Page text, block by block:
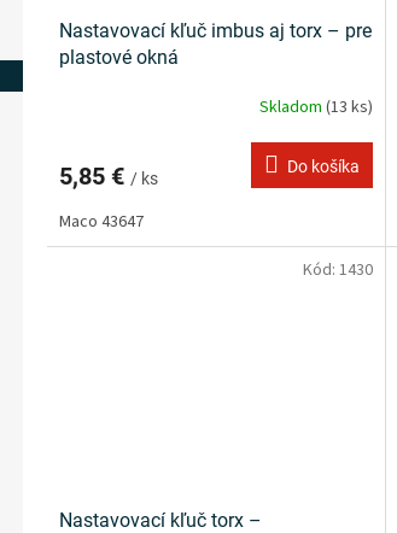
Nastavovací kľuč imbus aj torx – pre
plastové okná
Skladom (13 ks)
5,85 € / ks
Do košíka
Maco 43647
Nastavovací kľuč torx –
Kód: 1430